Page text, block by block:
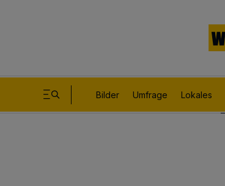
Bilder Umfrage Lokales